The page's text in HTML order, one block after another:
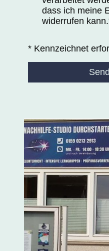
dass ich meine
widerrufen
* Kennzeichnet